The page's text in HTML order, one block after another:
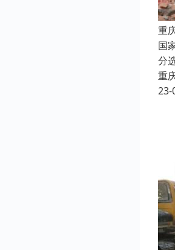
重
国
分
重
23-